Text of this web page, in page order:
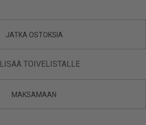
JATKA OSTOKSIA
LISÄÄ TOIVELISTALLE
MAKSAMAAN